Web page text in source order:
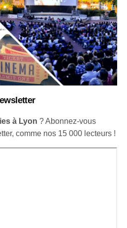
à Lyon ? Abonnez-vous
comme nos 15 000 lecteurs !